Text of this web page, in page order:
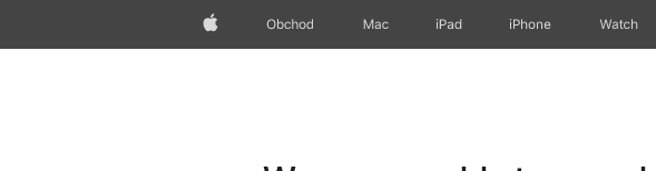
AppleObchod Mac iPad iPhone Watch